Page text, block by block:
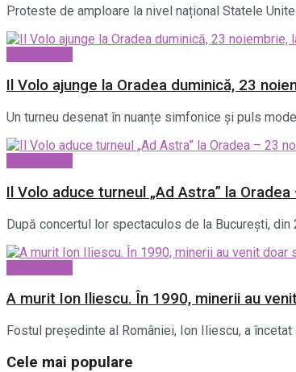
Proteste de amploare la nivel național Statele
Il Volo ajunge la Oradea duminică, 23
Un turneu desenat în nuanțe simfonice și puls
Il Volo aduce turneul „Ad Astra” la
După concertul lor spectaculos de la București, din
A murit Ion Iliescu. În 1990, minerii au
Fostul președinte al României, Ion Iliescu, a
Cele mai populare